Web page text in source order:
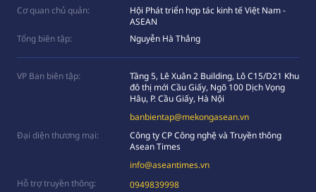
Cơ quan chủ quản:
Hội Phát triển hợp tác kinh tế Việt Nam -
ASEAN
Tổng biên tập:
Nguyễn Hà Thắng
VP Ban biên tập:
Tầng 5, Lê Xuân 2 Building, Lô C15/D21 Khu
đô thị mới Cầu Giấy, Ngõ 100 Dịch Vọng
Hâụ, P. Cầu Giấy, Hà Nội
banbientap@mekongasean.vn
Đại diện thương mại:
Công ty CP Công nghệ và Truyền thông
Asean Times
info@aseantimes.vn
Hỗ trợ truyền thông:
0949839998